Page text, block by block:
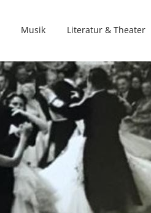
Musik Literatur & Theater